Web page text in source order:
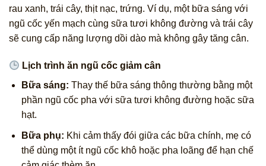
rau xanh, trái cây, thịt nạc, trứng. Ví dụ, một bữa sáng với
ngũ cốc yến mạch cùng sữa tươi không đường và trái cây
sẽ cung cấp năng lượng dồi dào mà không gây tăng cân.
Lịch trình ăn ngũ cốc giảm cân
Bữa sáng: Thay thế bữa sáng thông thường bằng một
phần ngũ cốc pha với sữa tươi không đường hoặc sữa
hạt.
Bữa phụ: Khi cảm thấy đói giữa các bữa chính, mẹ có
thể dùng một ít ngũ cốc khô hoặc pha loãng để hạn chế